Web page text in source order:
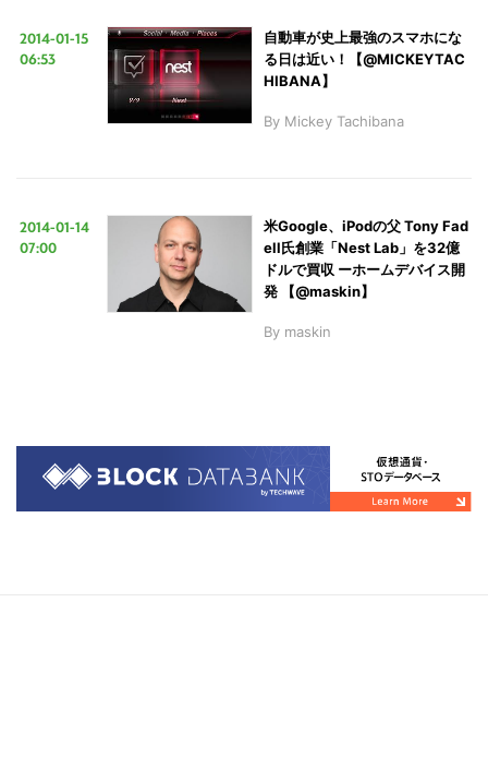
2014-01-15
06:53
自動車が史上最強のスマホにな
る日は近い！【@MICKEYTAC
HIBANA】
By Mickey Tachibana
2014-01-14
07:00
米Google、iPodの父 Tony Fad
ell氏創業「Nest Lab」を32億
ドルで買収 ーホームデバイス開
発 【@maskin】
By maskin